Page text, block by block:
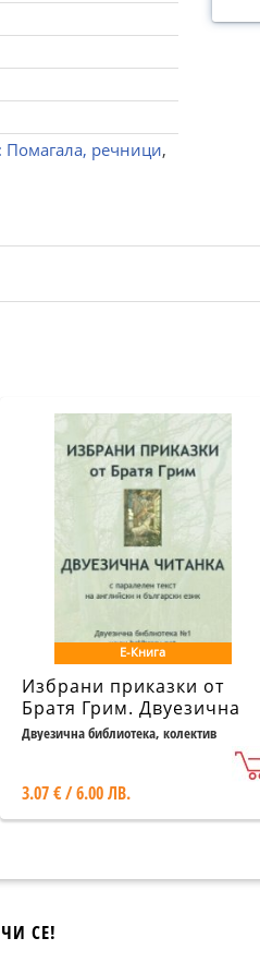
речници,
Е-Книга
Избрани приказки от
Братя Грим. Двуезична
читанка с паралелен
Двуезична библиотека
№1
Двуезична библиотека, колектив
3.07 € / 6.00 ЛВ.
СЕ!